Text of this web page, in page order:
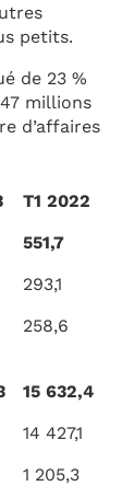
petits.
de 23 %
millions
d’affaires
T1 2022
551,7
293,1
258,6
15 632,4
14 427,1
1 205,3